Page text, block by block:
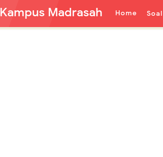
Kampus Madrasah Home Soal